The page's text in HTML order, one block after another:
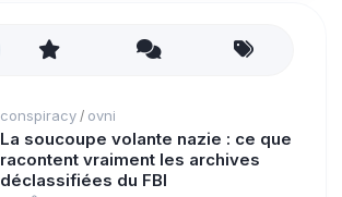
conspiracy / ovni
La soucoupe volante nazie : ce que
racontent vraiment les archives
déclassifiées du FBI